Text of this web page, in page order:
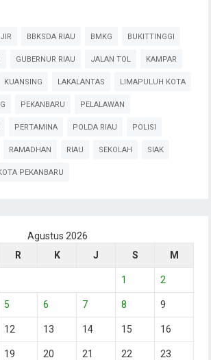
BBKSDA RIAU BMKG BUKITTINGGI
GUBERNUR RIAU JALAN TOL KAMPAR
KUANSING LAKALANTAS LIMAPULUH KOTA
PEKANBARU PELALAWAN
PERTAMINA POLDA RIAU POLISI
RAMADHAN RIAU SEKOLAH SIAK
PEKANBARU
Agustus 2026
R K J S M
1 2
5 6 7 8 9
12 13 14 15 16
19 20 21 22 23